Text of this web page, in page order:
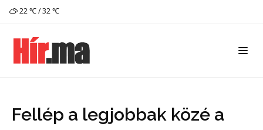
22 ℃ / 32 ℃
Fellép a legjobbak közé a